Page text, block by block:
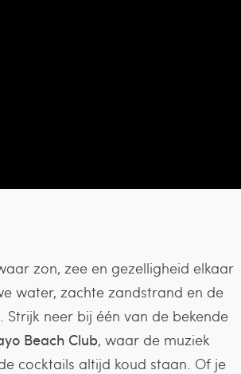
zon, zee en gezelligheid elkaar
water, zachte zandstrand en de
neer bij één van de bekende
Beach Club, waar de muziek
cocktails altijd koud staan. Of je